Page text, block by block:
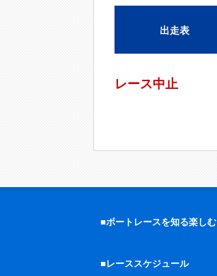
出走表
レース中止
■ボートレースを知る楽しむ
■レーススケジュール